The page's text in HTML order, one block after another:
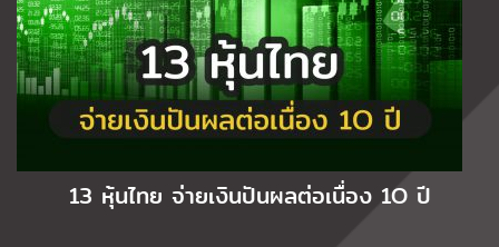
13 หุ้นไทย จ่ายเงินปันผลต่อเนื่อง 1O ปี